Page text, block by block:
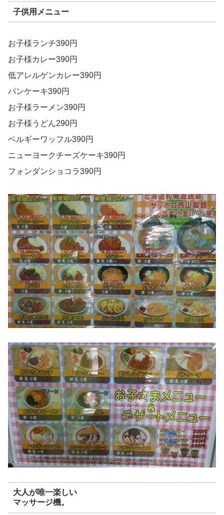
子供用メニュー
お子様ランチ390円
お子様カレー390円
低アレルゲンカレー390円
パンケーキ390円
お子様ラーメン390円
お子様うどん290円
ベルギーワッフル390円
ニューヨークチーズケーキ390円
フォンダンショコラ390円
大人が唯一楽しい
マッサージ機。